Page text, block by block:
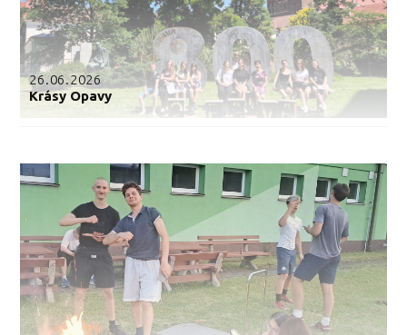
26.06.2026
Krásy Opavy